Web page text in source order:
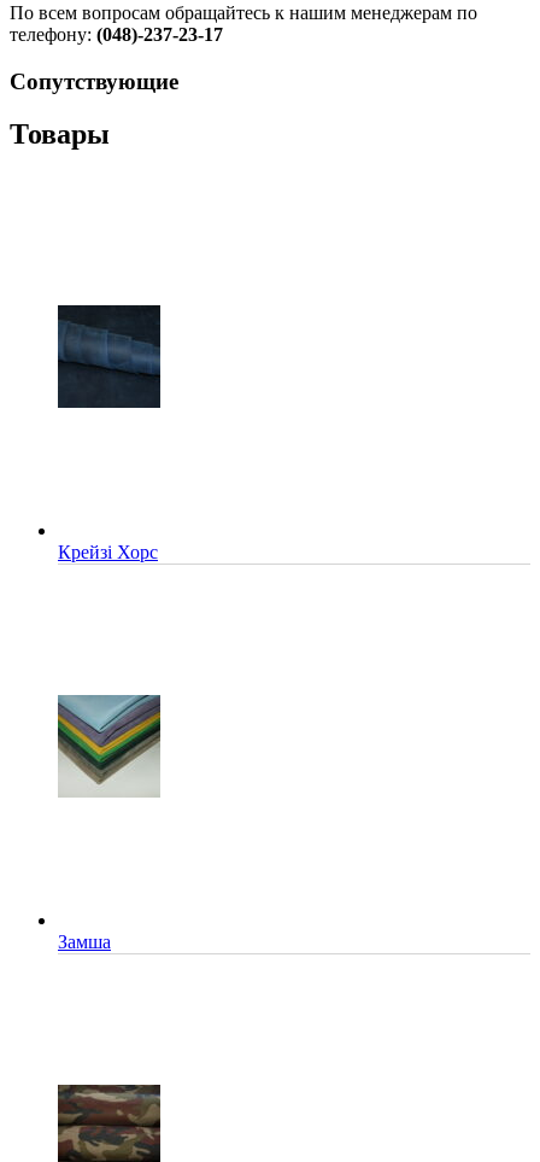
По всем вопросам обращайтесь к нашим менеджерам по
телефону: (048)-237-23-17
Сопутствующие
Товары
Крейзі Хорс
Замша